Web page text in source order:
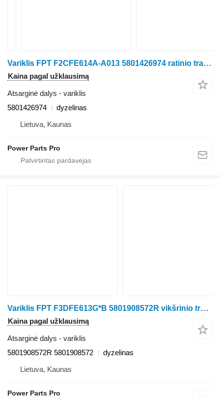
Variklis FPT F2CFE614A-A013 5801426974 ratinio traktoriaus Case IH
Kaina pagal užklausimą
Atsarginė dalys - variklis
5801426974
dyzelinas
Lietuva, Kaunas
Power Parts Pro
Variklis FPT F3DFE613G*B 5801908572R vikšrinio traktoriaus Case IH
Kaina pagal užklausimą
Atsarginė dalys - variklis
5801908572R 5801908572
dyzelinas
Lietuva, Kaunas
Power Parts Pro